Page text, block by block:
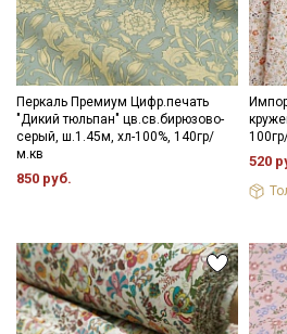
Перкаль Премиум Цифр.печать
"Дикий тюльпан" цв.св.бирюзово-
серый, ш.1.45м, хл-100%, 140гр/
м.кв
850 руб.
520